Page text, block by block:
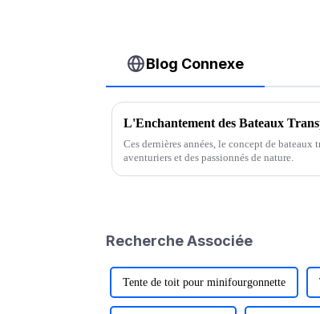
Blog Connexe
L'Enchantement des Bateaux
Ces dernières années, le concept de
aventuriers et des passionnés de nature.
Recherche Associée
Tente de toit pour minifourgonnette